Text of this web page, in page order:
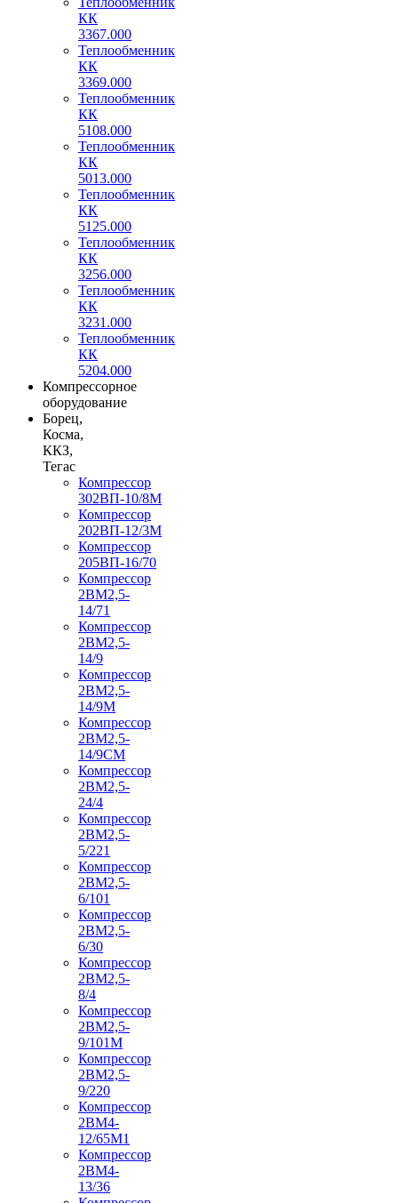
КК
3367.000
Теплообменник
КК
3369.000
Теплообменник
КК
5108.000
Теплообменник
КК
5013.000
Теплообменник
КК
5125.000
Теплообменник
КК
3256.000
Теплообменник
КК
3231.000
Теплообменник
КК
5204.000
Компрессорное
оборудование
Борец,
Косма,
ККЗ,
Тегас
Компрессор
302ВП-10/8М
Компрессор
202ВП-12/3М
Компрессор
205ВП-16/70
Компрессор
2ВМ2,5-
14/71
Компрессор
2ВМ2,5-
14/9
Компрессор
2ВМ2,5-
14/9М
Компрессор
2ВМ2,5-
14/9СМ
Компрессор
2ВМ2,5-
24/4
Компрессор
2ВМ2,5-
5/221
Компрессор
2ВМ2,5-
6/101
Компрессор
2ВМ2,5-
6/30
Компрессор
2ВМ2,5-
8/4
Компрессор
2ВМ2,5-
9/101М
Компрессор
2ВМ2,5-
9/220
Компрессор
2ВМ4-
12/65М1
Компрессор
2ВМ4-
13/36